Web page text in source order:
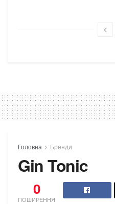
Головна Бренди
Gin Tonic
0
ПОШИРЕННЯ